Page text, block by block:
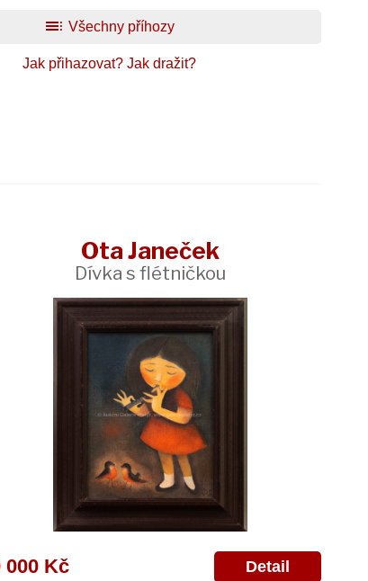
toc Všechny příhozy
Jak přihazovat? Jak dražit?
Ota Janeček
Dívka s flétničkou
000 Kč Detail